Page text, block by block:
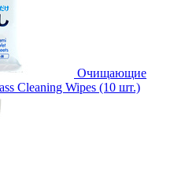
Очищающие
Cleaning Wipes (10 шт.)